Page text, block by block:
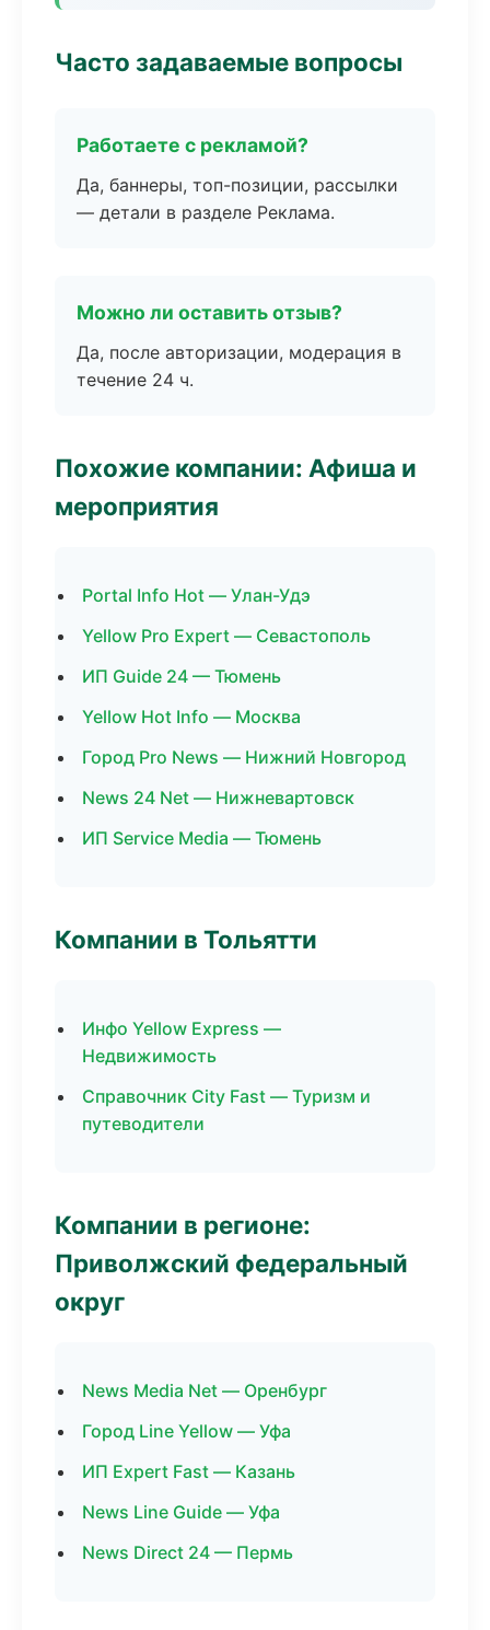
Часто задаваемые вопросы
Работаете с рекламой?
Да, баннеры, топ-позиции, рассылки
— детали в разделе Реклама.
Можно ли оставить отзыв?
Да, после авторизации, модерация в
течение 24 ч.
Похожие компании: Афиша и
мероприятия
Portal Info Hot — Улан-Удэ
Yellow Pro Expert — Севастополь
ИП Guide 24 — Тюмень
Yellow Hot Info — Москва
Город Pro News — Нижний Новгород
News 24 Net — Нижневартовск
ИП Service Media — Тюмень
Компании в Тольятти
Инфо Yellow Express —
Недвижимость
Справочник City Fast — Туризм и
путеводители
Компании в регионе:
Приволжский федеральный
округ
News Media Net — Оренбург
Город Line Yellow — Уфа
ИП Expert Fast — Казань
News Line Guide — Уфа
News Direct 24 — Пермь